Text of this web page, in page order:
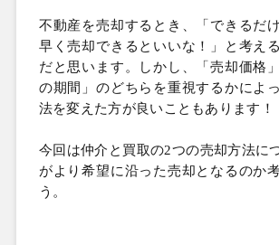
不動産を売却するとき、「できるだ
早く売却できるといいな！」と考え
だと思います。しかし、「売却価格
の期間」のどちらを重視するかによ
法を変えた方が良いこともあります！
今回は仲介と買取の2つの売却方法に
がより希望に沿った売却となるのか
う。